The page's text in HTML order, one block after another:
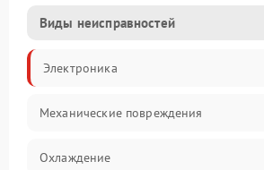
Виды неисправностей
Электроника
Механические повреждения
Охлаждение